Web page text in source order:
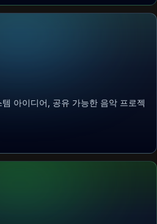
아이디어, 공유 가능한 음악 프로젝